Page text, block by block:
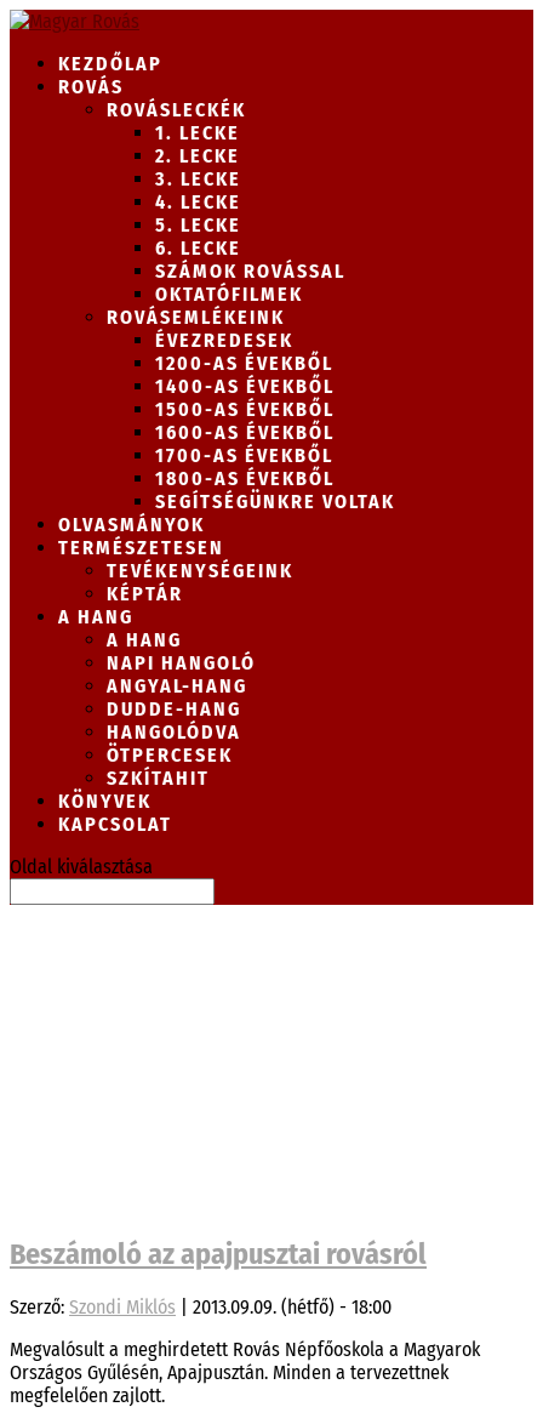
KEZDŐLAP
ROVÁS
ROVÁSLECKÉK
1. LECKE
2. LECKE
3. LECKE
4. LECKE
5. LECKE
6. LECKE
SZÁMOK ROVÁSSAL
OKTATÓFILMEK
ROVÁSEMLÉKEINK
ÉVEZREDESEK
1200-AS ÉVEKBŐL
1400-AS ÉVEKBŐL
1500-AS ÉVEKBŐL
1600-AS ÉVEKBŐL
1700-AS ÉVEKBŐL
1800-AS ÉVEKBŐL
SEGÍTSÉGÜNKRE VOLTAK
OLVASMÁNYOK
TERMÉSZETESEN
TEVÉKENYSÉGEINK
KÉPTÁR
A HANG
A HANG
NAPI HANGOLÓ
ANGYAL-HANG
DUDDE-HANG
HANGOLÓDVA
ÖTPERCESEK
SZKÍTAHIT
KÖNYVEK
KAPCSOLAT
Oldal kiválasztása
Beszámoló az apajpusztai rovásról
Szerző: Szondi Miklós
2013.09.09. (hétfő) - 18:00
Megvalósult a meghirdetett Rovás Népfőoskola a Magyarok
Országos Gyűlésén, Apajpusztán. Minden a tervezettnek
megfelelően zajlott.